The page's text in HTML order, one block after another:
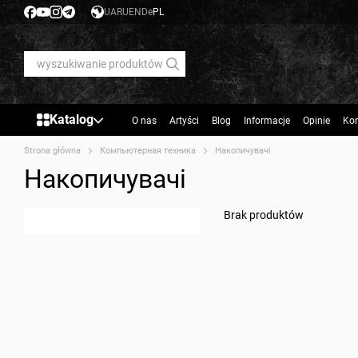
Przejdź do głównej treści
UARU EN DePL
Katalog O nas Artyści Blog Informacje Opinie
Strona główna Компьютерная техника Накопичувачі
Накопичувачі
Brak produktów